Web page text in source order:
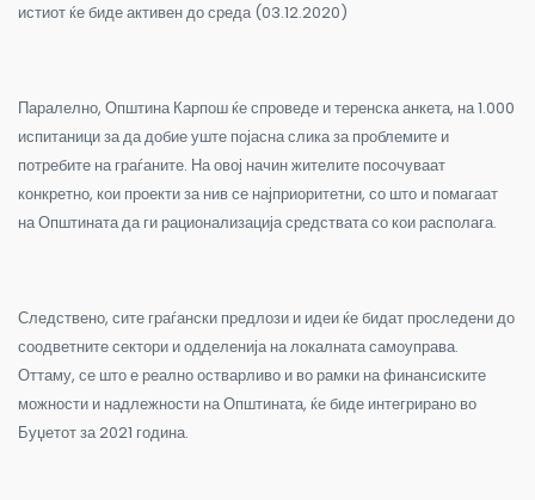
истиот ќе биде активен до среда (03.12.2020)
Паралелно, Општина Карпош ќе спроведе и теренска анкета, на 1.000
испитаници за да добие уште појасна слика за проблемите и
потребите на граѓаните. На овој начин жителите посочуваат
конкретно, кои проекти за нив се најприоритетни, со што и помагаат
на Општината да ги рационализација средствата со кои располага.
Следствено, сите граѓански предлози и идеи ќе бидат проследени до
соодветните сектори и одделенија на локалната самоуправа.
Оттаму, се што е реално остварливо и во рамки на финансиските
можности и надлежности на Општината, ќе биде интегрирано во
Буџетот за 2021 година.